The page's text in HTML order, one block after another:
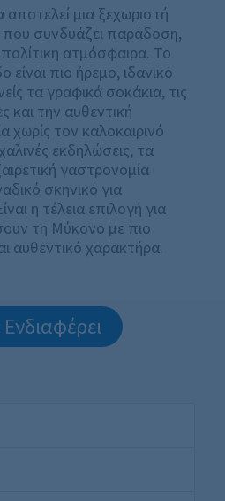
μια ξεχωριστή
που συνδυάζει παράδοση,
ατμόσφαιρα. Το
είναι πιο ήρεμο, ιδανικό
τα γραφικά σοκάκια, τις
και την αυθεντική
χωρίς τον καλοκαιρινό
εκδηλώσεις, τα
γαστρονομία
σκηνικό για
η τέλεια επιλογή για
τη Μύκονο με πιο
αυθεντικό χαρακτήρα.